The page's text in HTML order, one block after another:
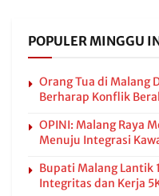
POPULER MINGGU
Orang Tua di Malang
Berharap Konflik
OPINI: Malang Raya
Menuju Integrasi
Bupati Malang Lantik
Integritas dan Kerja